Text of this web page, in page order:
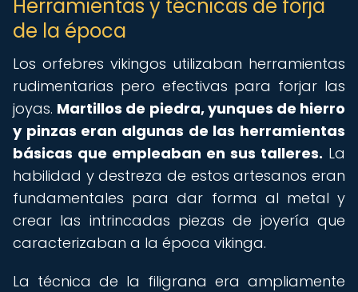
Herramientas y técnicas de forja
de la época
Los orfebres vikingos utilizaban herramientas
rudimentarias pero efectivas para forjar las
joyas. Martillos de piedra, yunques de hierro
y pinzas eran algunas de las herramientas
básicas que empleaban en sus talleres. La
habilidad y destreza de estos artesanos eran
fundamentales para dar forma al metal y
crear las intrincadas piezas de joyería que
caracterizaban a la época vikinga.
La técnica de la filigrana era ampliamente